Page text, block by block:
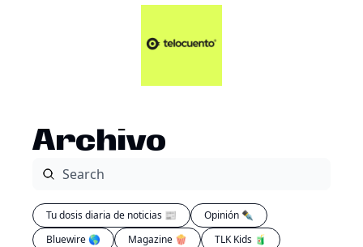
Artículos 📑
Plus 💎
Archivo
Tu dosis diaria de noticias 📰
Opinión ✒️
Bluewire 🌎
Magazine 🍿
TLK Kids 🧃